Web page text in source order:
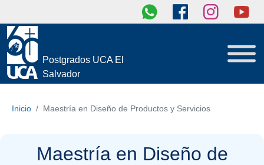
Postgrados UCA El
Salvador
Inicio Maestría en Diseño de Productos y Servicios
Maestría en Diseño de